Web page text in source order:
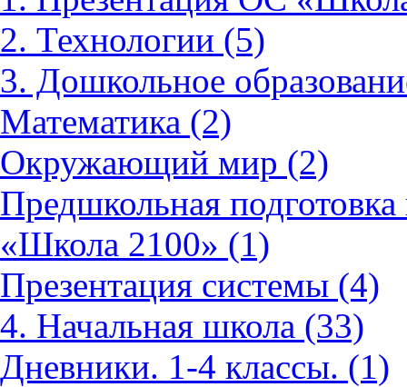
2. Технологии (5)
3. Дошкольное
Математика (2)
Окружающий мир (2)
Предшкольная
«Школа 2100» (1)
Презентация системы (4)
4. Начальная школа (33)
Дневники. 1-4 классы. (1)